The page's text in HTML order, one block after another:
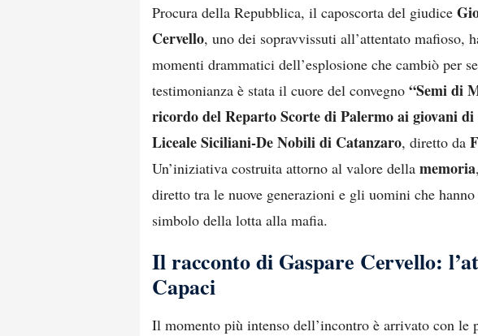
Procura della Repubblica, il caposcorta del giudice
Cervello, uno dei sopravvissuti all’attentato mafioso,
momenti drammatici dell’esplosione che cambiò per
testimonianza è stata il cuore del convegno “Semi di
ricordo del Reparto Scorte di Palermo ai giovani di
Liceale Siciliani-De Nobili di Catanzaro, diretto da
Un’iniziativa costruita attorno al valore della memoria
diretto tra le nuove generazioni e gli uomini che
simbolo della lotta alla mafia.
Il racconto di Gaspare Cervello:
Capaci
Il momento più intenso dell’incontro è arrivato con le